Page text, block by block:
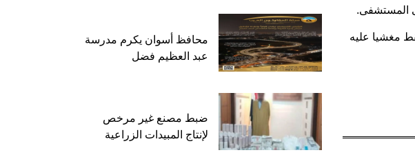
المستشفى.
مباراة فريقه ضد الاتحاد السكندري، يوم 11 مارس 2024، وسقط مغشيا عليه
محافظ أسوان يكرم مدرسة
عبد العظيم فضل
ضبط مصنع غير مرخص
لإنتاج المبيدات الزراعية